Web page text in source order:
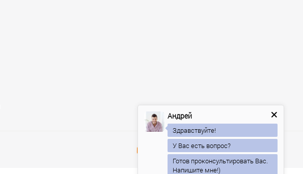
Андрей
Здравствуйте!
У Вас есть вопрос?
Готов проконсультировать Вас.
Напишите мне!)